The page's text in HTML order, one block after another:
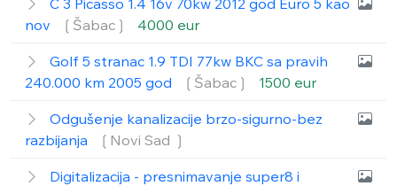
C 3 Picasso 1.4 16v 70kw 2012 god Euro 5 kao
nov
❲Šabac❳ 4000 eur
Golf 5 stranac 1.9 TDI 77kw BKC sa pravih
240.000 km 2005 god
❲Šabac❳ 1500 eur
Odgušenje kanalizacije brzo-sigurno-bez
razbijanja
❲Novi Sad ❳
Digitalizacija - presnimavanje super8 i